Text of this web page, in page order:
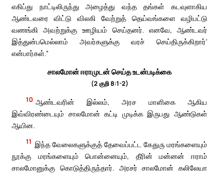
எகிப்து நாட்டிலிருந்து அழைத்து வந்த தங்கள் கடவுளாகிய
ஆண்டவரை விட்டு விலகி வேற்றுத் தெய்வங்களை வழிபட்டு
வணங்கி அவற்றுக்கு ஊழியம் செய்தனர். எனவே, ஆண்டவர்
இத்துன்பமெல்லாம் அவர்களுக்கு வரச் செய்திருக்கிறார்’
என்பார்கள்.”
சாலமோன் ஈராமுடன் செய்த உடன்படிக்கை
(2 குறி 8:1-2)
10 ஆண்டவரின் இல்லம், அரச மாளிகை ஆகிய
இவ்விரண்டையும் சாலமோன் கட்டி முடிக்க இருபது ஆண்டுகள்
ஆயின.
11 இந்த வேலைகளுக்குத் தேவைப்பட்ட கேதுரு மரங்களையும்
நூக்கு மரங்களையும் பொன்னையும், தீரின் மன்னன் ஈராம்
சாலமோனுக்கு கொடுத்திருந்தார். அரசர் சாலமோன் கலிலேயா